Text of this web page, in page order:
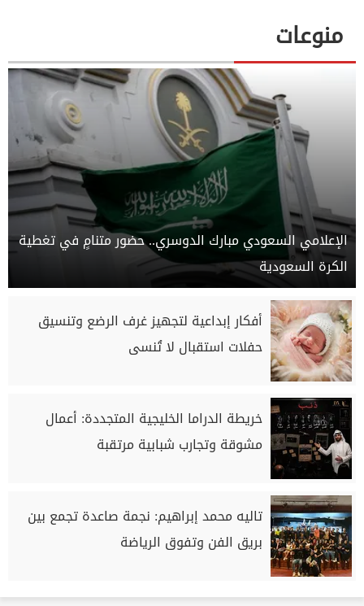
منوعات
الإعلامي السعودي مبارك الدوسري.. حضور متنامٍ في تغطية
الكرة السعودية
أفكار إبداعية لتجهيز غرف الرضع وتنسيق
حفلات استقبال لا تُنسى
خريطة الدراما الخليجية المتجددة: أعمال
مشوقة وتجارب شبابية مرتقبة
تاليه محمد إبراهيم: نجمة صاعدة تجمع بين
بريق الفن وتفوق الرياضة